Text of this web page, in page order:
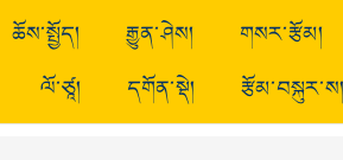
ཆོས་སྤྱོད། རྒྱུན་ཤེས། གསར་རྩོམ།
ལོ་ཙཱ། དགོན་སྡེ། རྩོམ་བསྐུར་ས།